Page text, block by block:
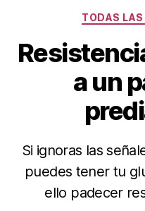
TODAS
a un
Si ignoras las
puedes tener tu
ello padecer